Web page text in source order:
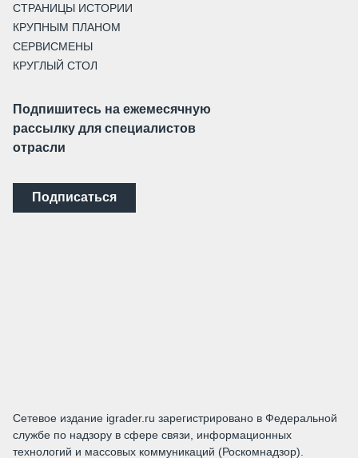
СТРАНИЦЫ ИСТОРИИ
КРУПНЫМ ПЛАНОМ
СЕРВИСМЕНЫ
КРУГЛЫЙ СТОЛ
Подпишитесь на ежемесячную
рассылку для специалистов
отрасли
Подписаться
Сетевое издание igrader.ru зарегистрировано в Федеральной
службе по надзору в сфере связи, информационных
технологий и массовых коммуникаций (Роскомнадзор).